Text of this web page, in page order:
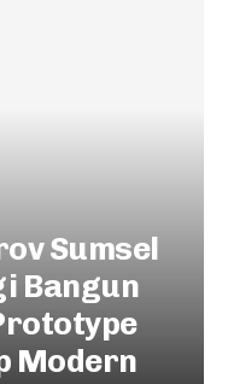
Sumsel
Bangun
Modern